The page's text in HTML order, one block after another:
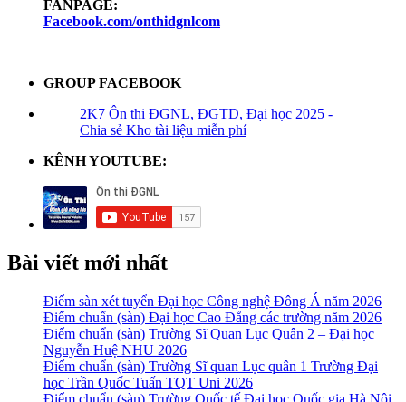
FANPAGE:
Facebook.com/onthidgnlcom
GROUP FACEBOOK
2K7 Ôn thi ĐGNL, ĐGTD, Đại học 2025 -
Chia sẻ Kho tài liệu miễn phí
KÊNH YOUTUBE:
Bài viết mới nhất
Điểm sàn xét tuyển Đại học Công nghệ Đông Á năm 2026
Điểm chuẩn (sàn) Đại học Cao Đẳng các trường năm 2026
Điểm chuẩn (sàn) Trường Sĩ Quan Lục Quân 2 – Đại học
Nguyễn Huệ NHU 2026
Điểm chuẩn (sàn) Trường Sĩ quan Lục quân 1 Trường Đại
học Trần Quốc Tuấn TQT Uni 2026
Điểm chuẩn (sàn) Trường Quốc tế Đại học Quốc gia Hà Nội